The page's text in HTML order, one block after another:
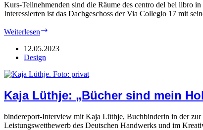
Kurs-Teilnehmenden sind die Räume des centro del bel libro
Interessierten ist das Dachgeschoss der Via Collegio 17 mit
Weiterlesen
Kurse
Zürich
12.05.2023
Design
Kaja Lüthje: „Bücher sind mein
bindereport-Interview mit Kaja Lüthje, Buchbinderin in der
Leistungswettbewerb des Deutschen Handwerks und im